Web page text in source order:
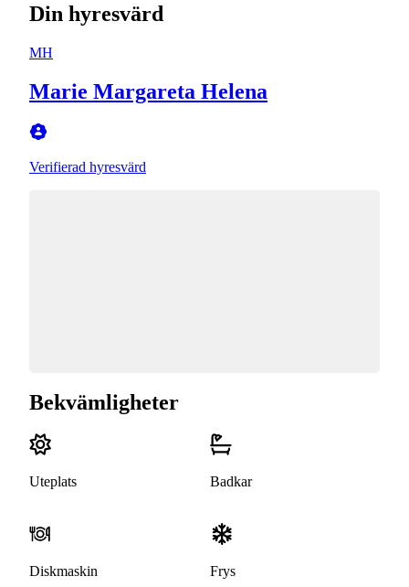
Din hyresvärd
MH
Marie Margareta Helena
Verifierad hyresvärd
Bekvämligheter
Uteplats Badkar
Diskmaskin Frys